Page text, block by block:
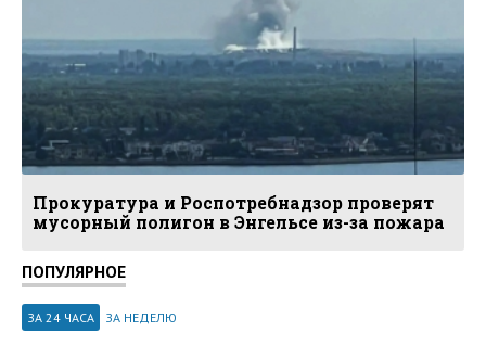
Прокуратура и Роспотребнадзор проверят
мусорный полигон в Энгельсе из-за пожара
ПОПУЛЯРНОЕ
ЗА 24 ЧАСА ЗА НЕДЕЛЮ